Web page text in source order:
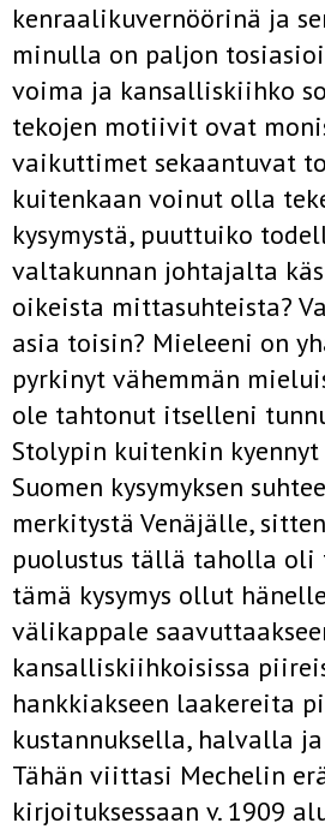
kenraalikuvernöörinä ja
minulla on paljon
voima ja kan­salliskiihko
tekojen motiivit ovat
vaikuttimet sekaantuvat
kuitenkaan voinut olla
kysymystä, puuttuiko
valtakunnan johtajalta
oikeista mittasuhteista?
asia toisin? Mieleeni on
pyrkinyt vähemmän
ole tahtonut itselleni
Stolypin kuiten­kin
Suomen kysymyksen
merkitystä Venäjälle,
puolustus tällä taholla oli
tämä kysymys ollut
välikappale
kansalliskiihkoisissa
hankkiakseen laakereita
kustannuksella, halvalla
Tähän viittasi Mechelin
kirjoituksessaan v. 1909